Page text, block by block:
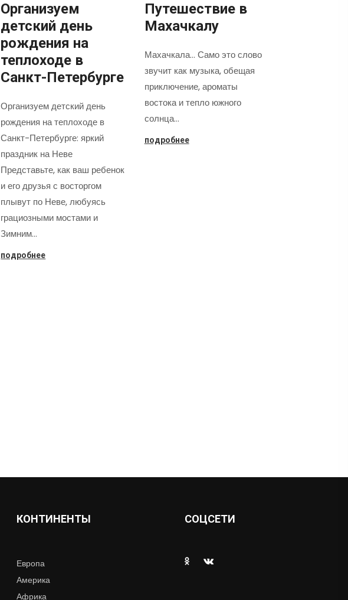
Организуем
детский день
рождения на
теплоходе в
Санкт-Петербурге
Организуем детский день
рождения на теплоходе в
Санкт-Петербурге: яркий
праздник на Неве
Представьте, как ваш ребенок
и его друзья с восторгом
плывут по Неве, любуясь
грациозными мостами и
Зимним…
подробнее
Путешествие в
Махачкалу
Махачкала... Само это слово
звучит как музыка, обещая
приключение, ароматы
востока и тепло южного
солнца…
подробнее
КОНТИНЕНТЫ
Европа
Америка
Африка
СОЦСЕТИ